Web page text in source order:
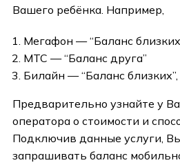
Вашего ребёнка. Например,
Мегафон — “Баланс
МТС — “Баланс друга”
Билайн — “Баланс близких”,
Предварительно узнайте у
оператора о стоимости и
Подключив данные услуги,
запрашивать баланс